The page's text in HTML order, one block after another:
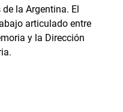
la Argentina. El
articulado entre
y la Dirección